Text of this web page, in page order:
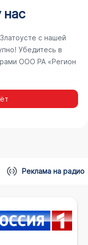
нас
с нашей
Убедитесь в
ООО РА «Регион
Реклама на радио